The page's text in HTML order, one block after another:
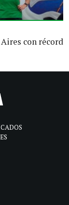
con récord